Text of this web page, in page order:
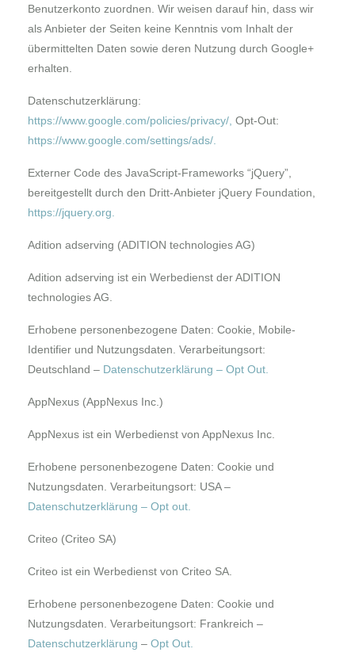
Benutzerkonto zuordnen. Wir weisen darauf hin, dass wir
als Anbieter der Seiten keine Kenntnis vom Inhalt der
übermittelten Daten sowie deren Nutzung durch Google+
erhalten.
Datenschutzerklärung:
https://www.google.com/policies/privacy/ Opt-Out:
https://www.google.com/settings/ads/
Externer Code des JavaScript-Frameworks “jQuery”,
bereitgestellt durch den Dritt-Anbieter jQuery Foundation,
https://jquery.org
Adition adserving (ADITION technologies AG)
Adition adserving ist ein Werbedienst der ADITION
technologies AG.
Erhobene personenbezogene Daten: Cookie, Mobile-
Identifier und Nutzungsdaten. Verarbeitungsort:
Deutschland – Datenschutzerklärung – Opt Out.
AppNexus (AppNexus Inc.)
AppNexus ist ein Werbedienst von AppNexus Inc.
Erhobene personenbezogene Daten: Cookie und
Nutzungsdaten. Verarbeitungsort: USA –
Datenschutzerklärung – Opt out
Criteo (Criteo SA)
Criteo ist ein Werbedienst von Criteo SA.
Erhobene personenbezogene Daten: Cookie und
Nutzungsdaten. Verarbeitungsort: Frankreich –
Datenschutzerklärung – Opt Out